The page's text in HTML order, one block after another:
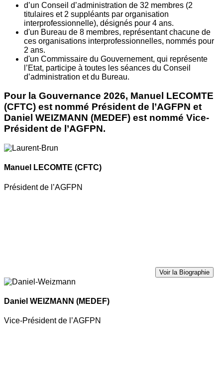
d’un Conseil d’administration de 32 membres (2
titulaires et 2 suppléants par organisation
interprofessionnelle), désignés pour 4 ans.
d'un Bureau de 8 membres, représentant chacune de
ces organisations interprofessionnelles, nommés pour
2 ans.
d'un Commissaire du Gouvernement, qui représente
l’Etat, participe à toutes les séances du Conseil
d’administration et du Bureau.
Pour la Gouvernance 2026, Manuel LECOMTE
(CFTC) est nommé Président de l’AGFPN et
Daniel WEIZMANN (MEDEF) est nommé Vice-
Président de l’AGFPN.
Manuel LECOMTE (CFTC)
Président de l’AGFPN
Voir la Biographie
Daniel WEIZMANN (MEDEF)
Vice-Président de l’AGFPN